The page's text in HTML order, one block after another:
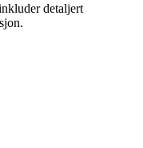
detaljert